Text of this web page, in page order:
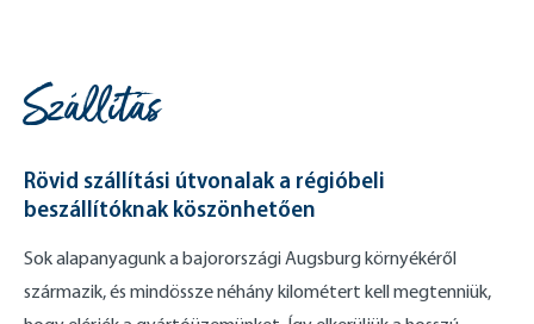
Szállítás
Rövid szállítási útvonalak a régióbeli
beszállítóknak köszönhetően
Sok alapanyagunk a bajorországi Augsburg környékéről
származik, és mindössze néhány kilométert kell megtenniük,